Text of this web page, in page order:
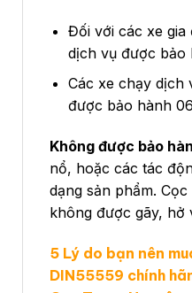
Đối với các xe
dịch vụ được bảo
Các xe chạy dịch
được bảo hành
Không được bảo
nổ, hoặc các tác
dạng sản phẩm.
không được gãy, hở
5 Lý do bạn nên
DIN55559 chính